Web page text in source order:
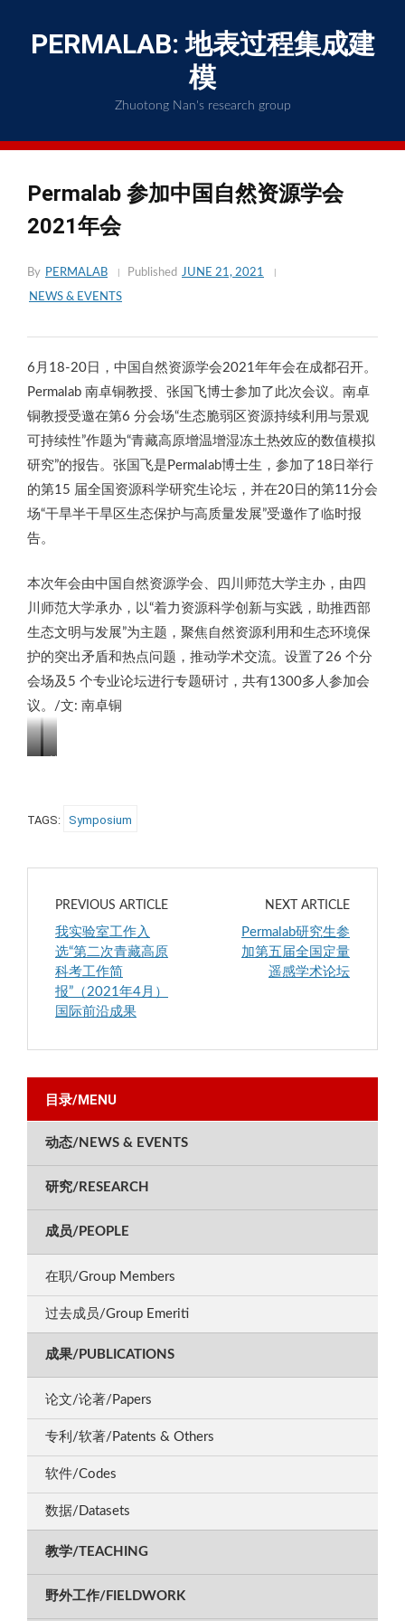
to
content
PERMALAB: 地表过程集成建
模
Zhuotong Nan's research group
Permalab 参加中国自然资源学会
2021年会
By PERMALAB Published JUNE 21, 2021
NEWS & EVENTS
6月18-20日，中国自然资源学会2021年年会在成都召开。
Permalab 南卓铜教授、张国飞博士参加了此次会议。南卓
铜教授受邀在第6 分会场“生态脆弱区资源持续利用与景观
可持续性”作题为“青藏高原增温增湿冻土热效应的数值模拟
研究”的报告。张国飞是Permalab博士生，参加了18日举行
的第15 届全国资源科学研究生论坛，并在20日的第11分会
场“干旱半干旱区生态保护与高质量发展”受邀作了临时报
告。
本次年会由中国自然资源学会、四川师范大学主办，由四
川师范大学承办，以“着力资源科学创新与实践，助推西部
生态文明与发展”为主题，聚焦自然资源利用和生态环境保
护的突出矛盾和热点问题，推动学术交流。设置了26 个分
会场及5 个专业论坛进行专题研讨，共有1300多人参加会
议。/文: 南卓铜
影
TAGS: Symposium
PREVIOUS ARTICLE
我实验室工作入
选“第二次青藏高原
科考工作简
报”（2021年4月）
国际前沿成果
NEXT ARTICLE
Permalab研究生参
加第五届全国定量
遥感学术论坛
目录/MENU
动态/NEWS & EVENTS
研究/RESEARCH
成员/PEOPLE
在职/Group Members
过去成员/Group Emeriti
成果/PUBLICATIONS
论文/论著/Papers
专利/软著/Patents & Others
软件/Codes
数据/Datasets
教学/TEACHING
野外工作/FIELDWORK